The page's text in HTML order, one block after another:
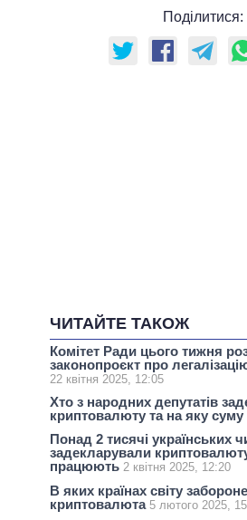
Поділитися:
ЧИТАЙТЕ ТАКОЖ
Комітет Ради цього тижня
законопроєкт про
22 квітня 2025, 12:05
Хто з народних депутатів
криптовалюту та на яку суму
Понад 2 тисячі українських
задекларували
працюють 2 квітня 2025, 12:20
В яких країнах світу
криптовалюта 5 лютого 2025,